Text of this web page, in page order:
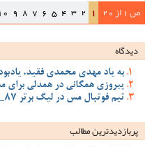
ص 1 از 20 1
2
3
4
5
6
7
8
9
10
دیدگاه
به یاد مهدی محمدی فقید،
پیروزی همگانی در همدلی برای
تیم فوتبال مس در لیگ برتر 87_1386، با خاطرات مس
پربازدیدترین‌ مطالب